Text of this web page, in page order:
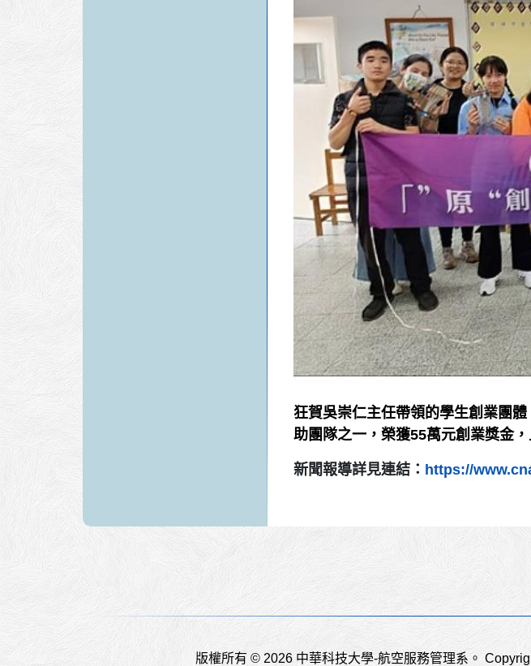
狂賀吳崇仁主任帶領的學生創業團
助團隊之一，榮獲55萬元創業獎金
新聞報導詳見連結： https://
版權所有 © 2026 中華科技大學-航空服務管理系。